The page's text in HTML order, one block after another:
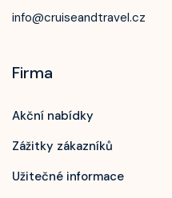
info@cruiseandtravel.cz
Firma
Akční nabídky
Zážitky zákazníků
Užitečné informace